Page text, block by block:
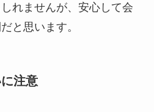
れませんが、安心して会
と思います。
注意